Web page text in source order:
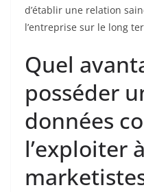
d’établir une relation
l’entreprise sur le long
Quel
posséder
données
l’exploiter